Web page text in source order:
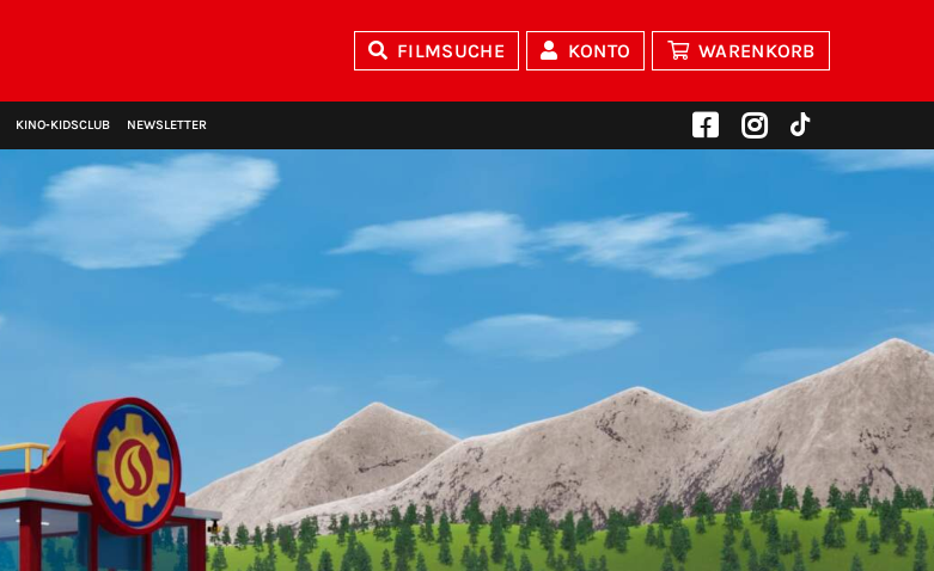
FILMSUCHE KONTO WARENKORB
KINO‑KIDSCLUB NEWSLETTER